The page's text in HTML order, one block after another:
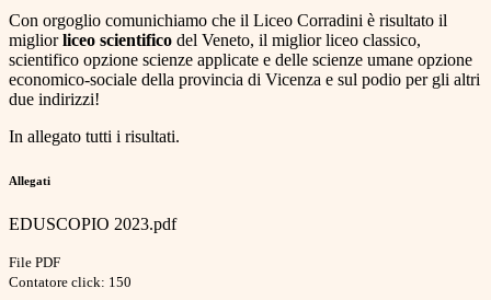
Con orgoglio comunichiamo che il Liceo Corradini è risultato il
migliorliceo scientifico del Veneto, il miglior liceo classico,
scientifico opzione scienze applicate e delle scienze umane opzione
economico-sociale della provincia di Vicenza e sul podio per gli altri
due indirizzi!
In allegato tutti i risultati.
Allegati
EDUSCOPIO 2023.pdf
File PDF
Contatore click: 150